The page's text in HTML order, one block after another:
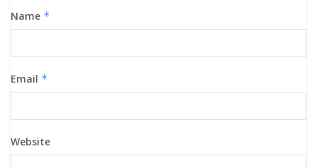
Name *
Email *
Website